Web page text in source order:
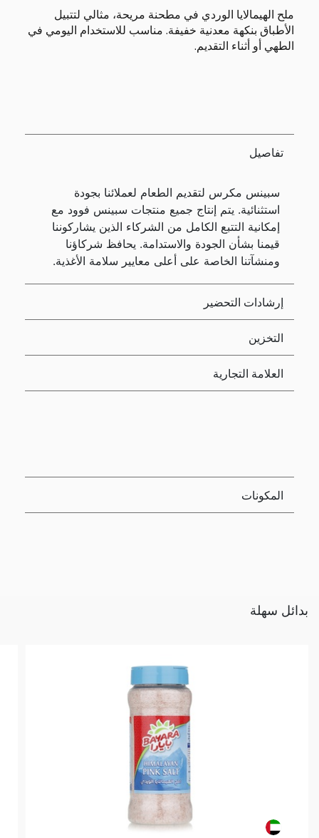
ملح الهيمالايا الوردي في مطحنة مريحة، مثالي لتتبيل
الأطباق بنكهة معدنية خفيفة. مناسب للاستخدام اليومي في
الطهي أو أثناء التقديم.
تفاصيل
سبينس مكرس لتقديم الطعام لعملائنا بجودة
استثنائية. يتم إنتاج جميع منتجات سبينس فوود مع
إمكانية التتبع الكامل من الشركاء الذين يشاركوننا
قيمنا بشأن الجودة والاستدامة. يحافظ شركاؤنا
ومنشآتنا الخاصة على أعلى معايير سلامة الأغذية.
إرشادات التحضير
التخزين
العلامة التجارية
المكونات
بدائل سهلة